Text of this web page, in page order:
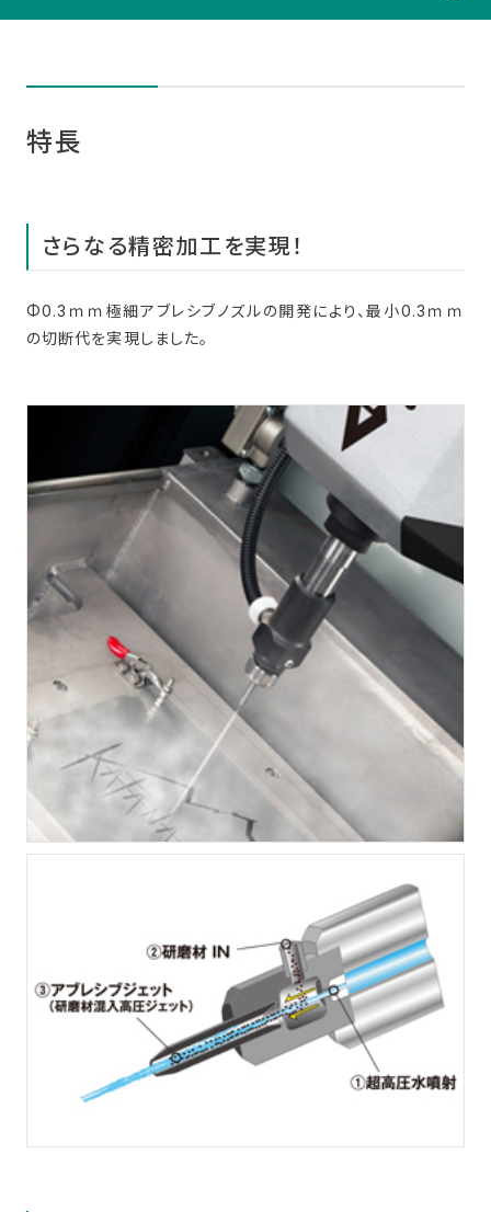
導入事例
サポート・サービス
カタログダウンロード
お問い合わせ
特長
さらなる精密加工を実現！
Φ0.3ｍｍ極細アブレシブノズルの開発により、最小0.3ｍｍ
の切断代を実現しました。